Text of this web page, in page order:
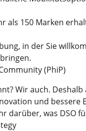
als 150 Marken
in der Sie
(PhiP)
Wir auch.
und bessere
darüber, was DSO